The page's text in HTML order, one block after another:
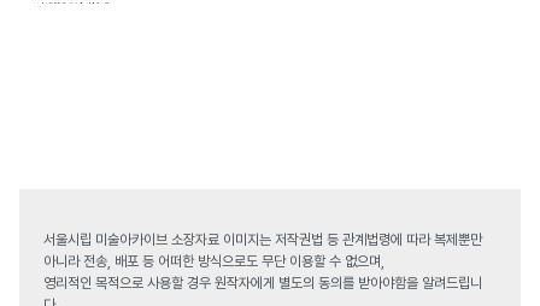
서울시립 미술아카이브 소장자료 이미지는 저작권법 등 관계법령에 따라 복제뿐만
아니라 전송, 배포 등 어떠한 방식으로도 무단 이용할 수 없으며,
영리적인 목적으로 사용할 경우 원작자에게 별도의 동의를 받아야함을 알려드립니